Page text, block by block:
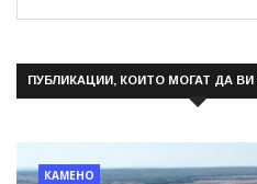
ПУБЛИКАЦИИ, КОИТО МОГАТ ДА ВИ
КАМЕНО